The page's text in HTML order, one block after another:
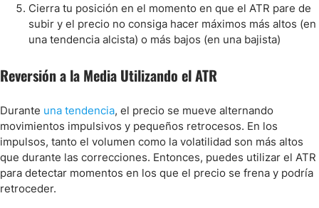
Cierra tu posición en el momento en que el ATR pare de
subir y el precio no consiga hacer máximos más altos (en
una tendencia alcista) o más bajos (en una bajista)
Reversión a la Media Utilizando el ATR
Durante una tendencia, el precio se mueve alternando
movimientos impulsivos y pequeños retrocesos. En los
impulsos, tanto el volumen como la volatilidad son más altos
que durante las correcciones. Entonces, puedes utilizar el ATR
para detectar momentos en los que el precio se frena y podría
retroceder.